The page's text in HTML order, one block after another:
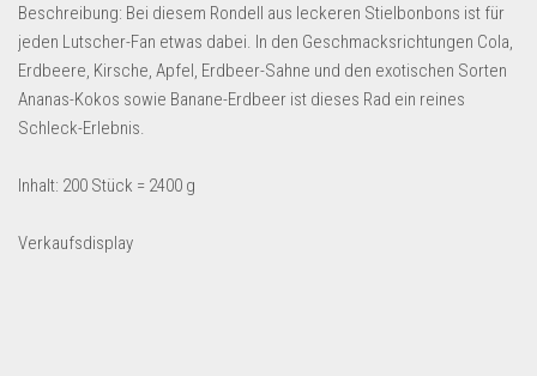
Sport & Freizeit
Uhren & Schmuck
Wohnen & Einrichten
Restposten-Angebote
Sonderposten-Angebote
Beschreibung: Bei diesem Rondell aus leckeren Stielbonbons ist für
jeden Lutscher-Fan etwas dabei. In den Geschmacksrichtungen Cola,
Erdbeere, Kirsche, Apfel, Erdbeer-Sahne und den exotischen Sorten
Ananas-Kokos sowie Banane-Erdbeer ist dieses Rad ein reines
Schleck-Erlebnis.
Inhalt: 200 Stück = 2400 g
Verkaufsdisplay